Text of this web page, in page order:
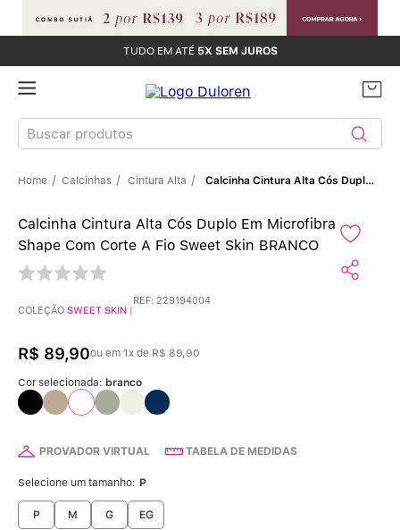
TUDO EM ATÉ 5X SEM JUROS
Buscar produtos
Calcinhas Cintura Alta Calcinha Cintura Alta Cós Duplo Em Microfibra Shape Com Corte A Fio Sweet Skin BRANCO
Calcinha Cintura Alta Cós Duplo Em Microfibra
Shape Com Corte A Fio Sweet Skin BRANCO
COLEÇÃO SWEET SKIN |
REF: 229194004
R$ 89,90ou em 1x de R$ 89,90
Cor selecionada: branco
PROVADOR VIRTUAL TABELA DE MEDIDAS
Selecione um tamanho: P
P M G EG
TERMOS MAIS BUSCADOS
1º Sutiãs
2º Calcinhas
3 º Sutiã Bojo
4º Conjunto
º Calcinha Algodão
6º Calcinha Cintura Alta
Multifuncional